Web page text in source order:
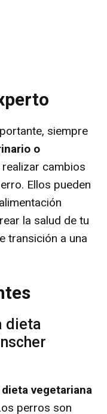
siempre
o
cambios
Ellos pueden
la salud de tu
transición a una
dieta
vegetariana
perros son